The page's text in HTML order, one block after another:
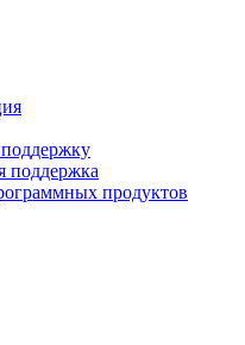
поддержка
продуктов